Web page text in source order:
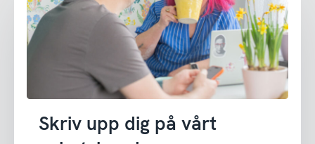
Skriv upp dig på vårt